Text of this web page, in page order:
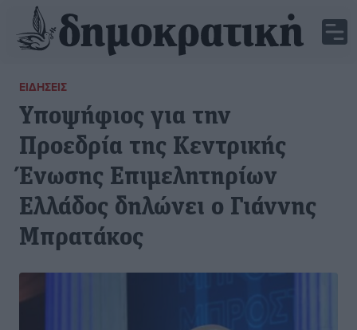
ΕΙΔΉΣΕΙΣ
Υποψήφιος για την
Προεδρία της Κεντρικής
Ένωσης Επιμελητηρίων
Ελλάδος δηλώνει ο Γιάννης
Μπρατάκος